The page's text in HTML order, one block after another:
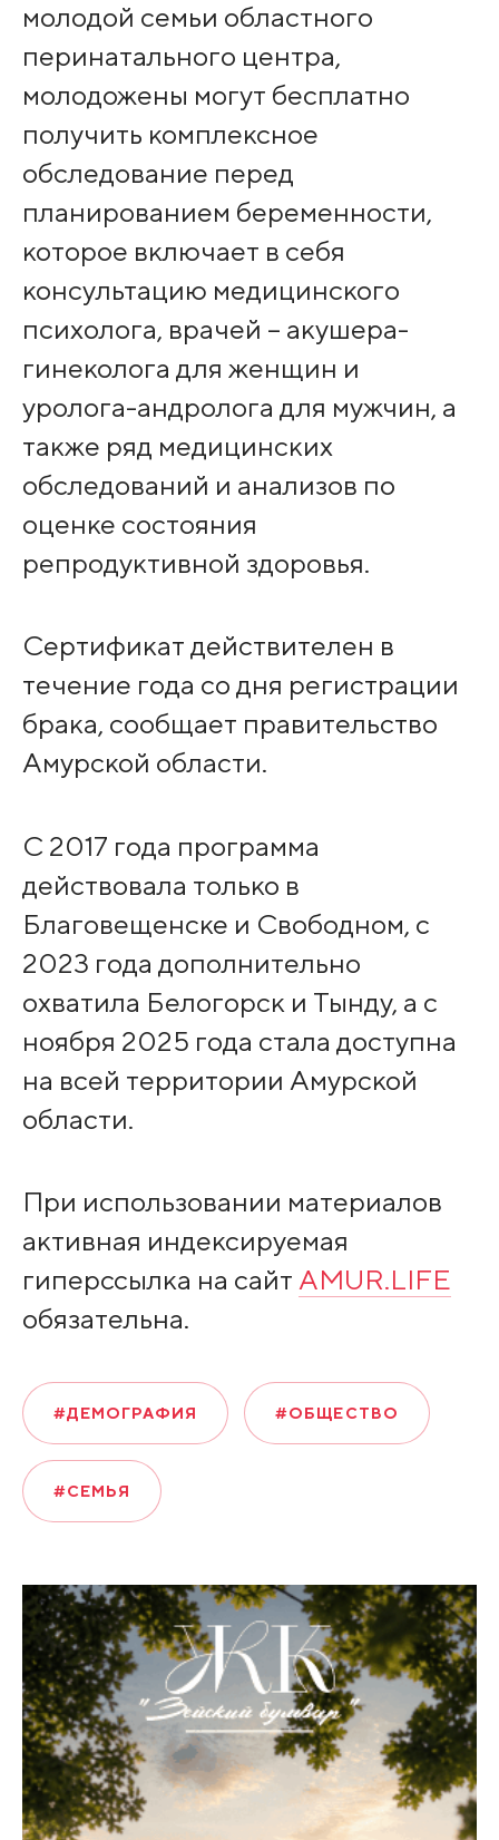
молодой семьи областного
перинатального центра,
молодожены могут бесплатно
получить комплексное
обследование перед
планированием беременности,
которое включает в себя
консультацию медицинского
психолога, врачей – акушера-
гинеколога для женщин и
уролога-андролога для мужчин, а
также ряд медицинских
обследований и анализов по
оценке состояния
репродуктивной здоровья.
Сертификат действителен в
течение года со дня регистрации
брака, сообщает правительство
Амурской области.
С 2017 года программа
действовала только в
Благовещенске и Свободном, с
2023 года дополнительно
охватила Белогорск и Тынду, а с
ноября 2025 года стала доступна
на всей территории Амурской
области.
При использовании материалов
активная индексируемая
гиперссылка на сайт AMUR.LIFE
обязательна.
#ДЕМОГРАФИЯ #ОБЩЕСТВО
#СЕМЬЯ